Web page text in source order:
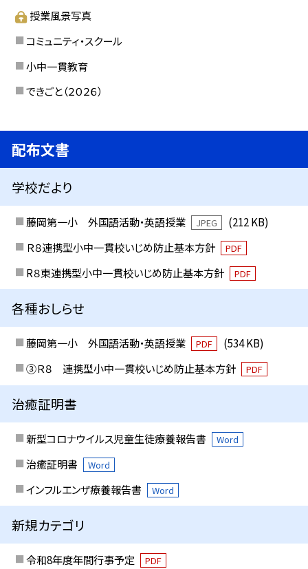
授業風景写真
コミュニティ・スクール
小中一貫教育
できごと（２０２６）
配布文書
学校だより
藤岡第一小 外国語活動・英語授業 JPEG
(212 KB)
Ｒ８連携型小中一貫校いじめ防止基本方針
PDF
R８東連携型小中一貫校いじめ防止基本方針 PDF
各種おしらせ
藤岡第一小 外国語活動・英語授業 PDF
(534 KB)
③Ｒ８ 連携型小中一貫校いじめ防止基本方針
PDF
治癒証明書
新型コロナウイルス児童生徒療養報告書 Word
治癒証明書 Word
インフルエンザ療養報告書 Word
新規カテゴリ
令和8年度年間行事予定 PDF